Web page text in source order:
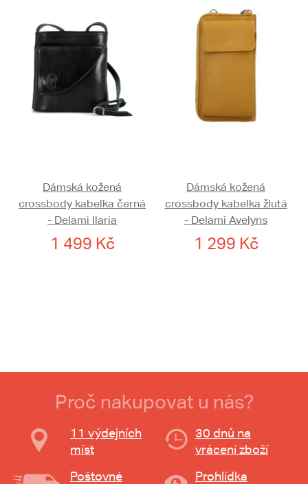
Dámská kožená
crossbody kabelka černá
- Delami Ilaria
1 499 Kč
Dámská kožená
crossbody kabelka žlutá
- Delami Avelyns
1 299 Kč
Proč nakupovat u nás?
11 výdejních
míst
30 dnů na
vrácení zboží
Poštovné
Prohlídka